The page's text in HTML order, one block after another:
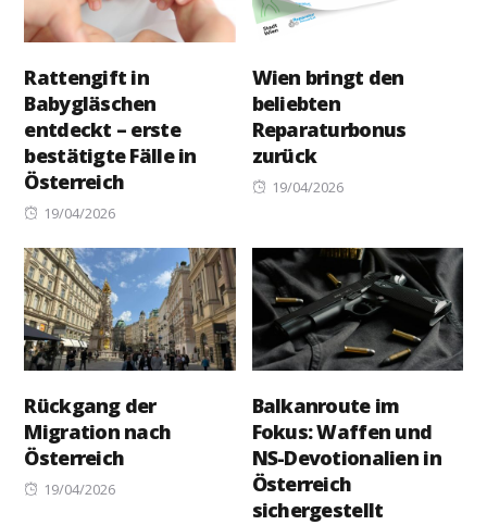
Rattengift in
Babygläschen
entdeckt – erste
bestätigte Fälle in
Österreich
Posted
19/04/2026
Wien bringt den
beliebten
Reparaturbonus
zurück
Posted
19/04/2026
Rückgang der
Migration nach
Österreich
Posted
19/04/2026
Balkanroute im
Fokus: Waffen und
NS-Devotionalien in
Österreich
sichergestellt